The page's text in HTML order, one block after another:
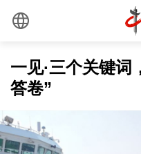
一见·三个关键词
答卷”